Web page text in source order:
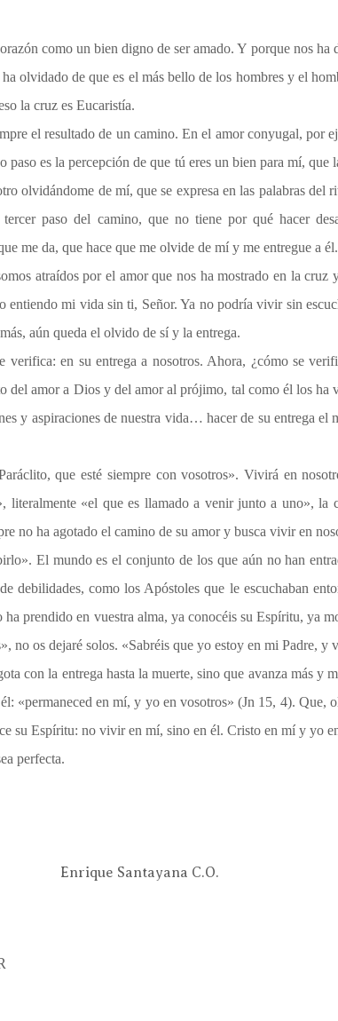
como un bien digno de ser amado. Y porque nos ha
olvidado de que es el más bello de los hombres y el
la cruz es Eucaristía.
el resultado de un camino. En el amor conyugal, por
es la percepción de que tú eres un bien para mí,
olvidándome de mí, que se expresa en las palabras del
paso del camino, que no tiene por qué hacer
me da, que hace que me olvide de mí y me entregue a él.
atraídos por el amor que nos ha mostrado en la cruz
entiendo mi vida sin ti, Señor. Ya no podría vivir sin
aún queda el olvido de sí y la entrega.
en su entrega a nosotros. Ahora, ¿cómo se
del amor a Dios y del amor al prójimo, tal como él los ha
y aspiraciones de nuestra vida… hacer de su entrega el
que esté siempre con vosotros». Vivirá en
«el que es llamado a venir junto a uno», la
no ha agotado el camino de su amor y busca vivir en
El mundo es el conjunto de los que aún no han
debilidades, como los Apóstoles que le escuchaban
prendido en vuestra alma, ya conocéis su Espíritu, ya
no os dejaré solos. «Sabréis que yo estoy en mi Padre, y
con la entrega hasta la muerte, sino que avanza más y
«permaneced en mí, y yo en vosotros» (Jn 15, 4). Que,
su Espíritu: no vivir en mí, sino en él. Cristo en mí y yo
perfecta.
Enrique Santayana C.O.